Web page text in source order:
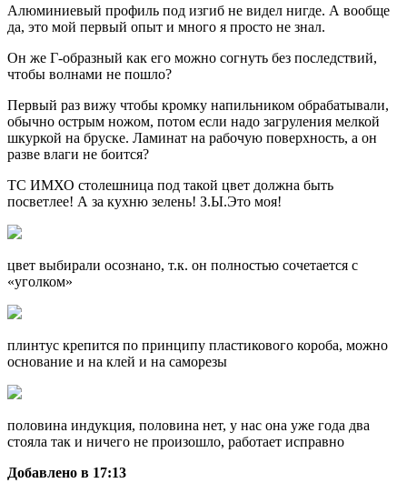
Алюминиевый профиль под изгиб не видел нигде. А вообще
да, это мой первый опыт и много я просто не знал.
Он же Г-образный как его можно согнуть без последствий,
чтобы волнами не пошло?
Первый раз вижу чтобы кромку напильником обрабатывали,
обычно острым ножом, потом если надо загруления мелкой
шкуркой на бруске. Ламинат на рабочую поверхность, а он
разве влаги не боится?
ТС ИМХО столешница под такой цвет должна быть
посветлее! А за кухню зелень! З.Ы.Это моя!
цвет выбирали осознано, т.к. он полностью сочетается с
«уголком»
плинтус крепится по принципу пластикового короба, можно
основание и на клей и на саморезы
половина индукция, половина нет, у нас она уже года два
стояла так и ничего не произошло, работает исправно
Добавлено в 17:13